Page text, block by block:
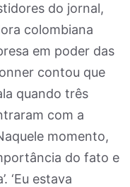
do jornal,
colombiana
em poder das
contou que
quando três
com a
momento,
do fato e
‘Eu estava